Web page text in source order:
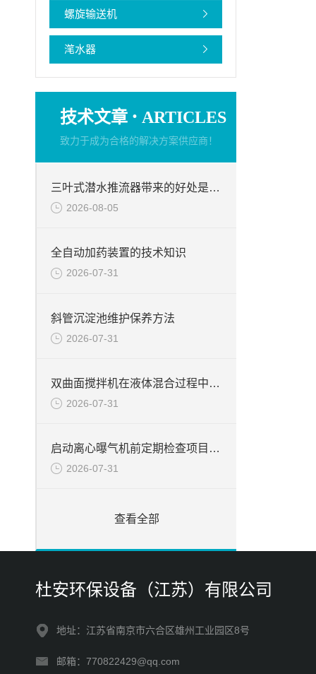
螺旋输送机
滗水器
技术文章 · ARTICLES
致力于成为合格的解决方案供应商！
三叶式潜水推流器带来的好处是什么？
2026-08-05
全自动加药装置的技术知识
2026-07-31
斜管沉淀池维护保养方法
2026-07-31
双曲面搅拌机在液体混合过程中的应用与优势分析
2026-07-31
启动离心曝气机前定期检查项目分析
2026-07-31
查看全部
杜安环保设备（江苏）有限公司
地址：江苏省南京市六合区雄州工业园区8号
邮箱：770822429@qq.com